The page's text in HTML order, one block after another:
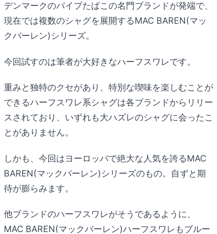
デンマークのパイプたばこの名門ブランドが発端で、
現在では複数のシャグを展開するMAC BAREN(マッ
クバーレン)シリーズ。
今回試すのは筆者が大好きなハーフスワレです。
重みと独特のクセがあり、特別な喫味を楽しむことが
できるハーフスワレ系シャグは各ブランドからリリー
スされており、いずれも大ハズレのシャグに会ったこ
とがありません。
しかも、今回はヨーロッパで絶大な人気を誇るMAC
BAREN(マックバーレン)シリーズのもの。自ずと期
待が膨らみます。
他ブランドのハーフスワレがそうであるように、
MAC BAREN(マックバーレン)ハーフスワレもブルー